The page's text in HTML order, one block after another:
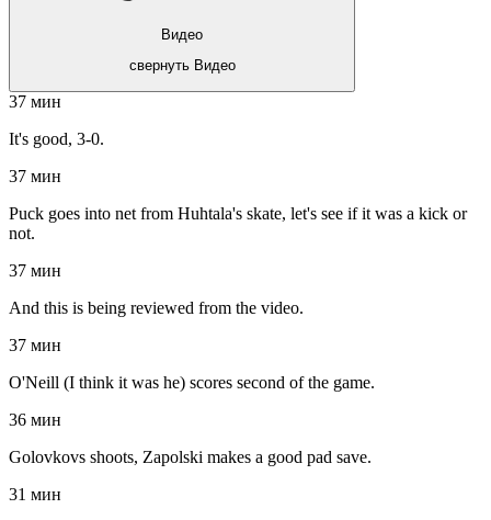
Видео
свернуть Видео
37 мин
It's good, 3-0.
37 мин
Puck goes into net from Huhtala's skate, let's see if it was a kick or
not.
37 мин
And this is being reviewed from the video.
37 мин
O'Neill (I think it was he) scores second of the game.
36 мин
Golovkovs shoots, Zapolski makes a good pad save.
31 мин